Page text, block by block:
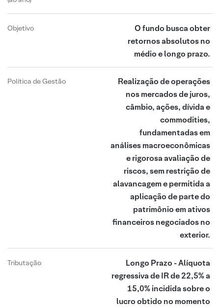
Objetivo
O fundo busca obter
retornos absolutos no
médio e longo prazo.
Política de Gestão
Realização de operações
nos mercados de juros,
câmbio, ações, dívida e
commodities,
fundamentadas em
análises macroeconômicas
e rigorosa avaliação de
riscos, sem restrição de
alavancagem e permitida a
aplicação de parte do
patrimônio em ativos
financeiros negociados no
exterior.
Tributação
Longo Prazo - Alíquota
regressiva de IR de 22,5% a
15,0% incidida sobre o
lucro obtido no momento